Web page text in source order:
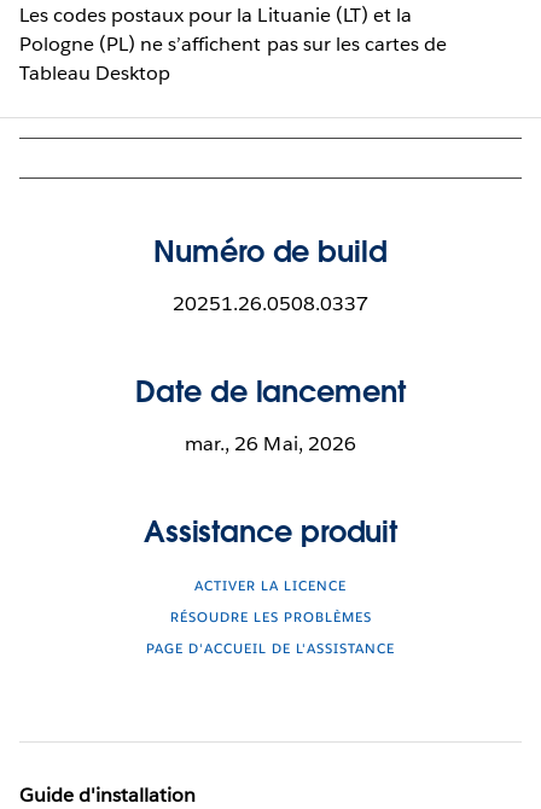
Les codes postaux pour la Lituanie (LT) et la
Pologne (PL) ne s’affichent pas sur les cartes de
Tableau Desktop
Numéro de build
20251.26.0508.0337
Date de lancement
mar., 26 Mai, 2026
Assistance produit
ACTIVER LA LICENCE
RÉSOUDRE LES PROBLÈMES
PAGE D'ACCUEIL DE L'ASSISTANCE
Guide d'installation